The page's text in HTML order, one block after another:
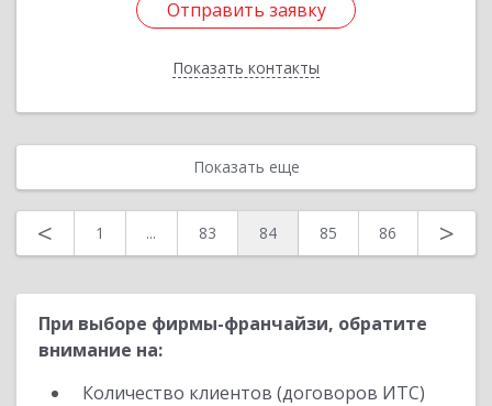
Отправить заявку
Показать контакты
Отправить заявку
Назад
Показать еще
< 1 ... 83 84 85 86 >
При выборе фирмы-франчайзи, обратите
внимание на:
Количество клиентов (договоров ИТС)